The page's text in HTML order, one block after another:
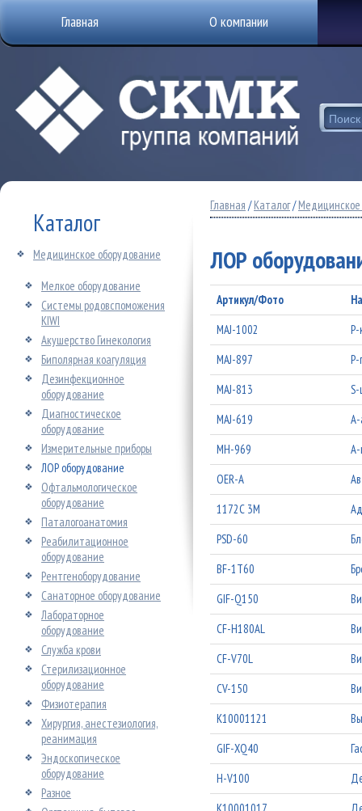
Главная О компании
Каталог
Медицинское оборудование
Мелкое оборудование
Системы родовспоможения
KIWI
Акушерство Гинекология
Биполярная коагуляция
Дезинфекционное
оборудование
Диагностическое
оборудование
Измерительные приборы
ЛОР оборудование
Офтальмологическое
оборудование
Паталогоанатомия
Реабилитационное
оборудование
Рентгеноборудование
Санаторное оборудование
Лабораторное
оборудование
Служба крови
Стерилизационное
оборудование
Физиотерапия
Хирургия, анестезиология,
реанимация
Эндоскопическое
оборудование
Разное
Главная /Каталог/
ЛОР
Артикул/Фото
MAJ-1002
MAJ-897
MAJ-813
MAJ-619
А-
MH-969
А-
OER-A
1172C 3М
PSD-60
BF-1Т60
GIF-Q150
CF-H180AL
CF-V70L
CV-150
K10001121
GIF-XQ40
H-V100